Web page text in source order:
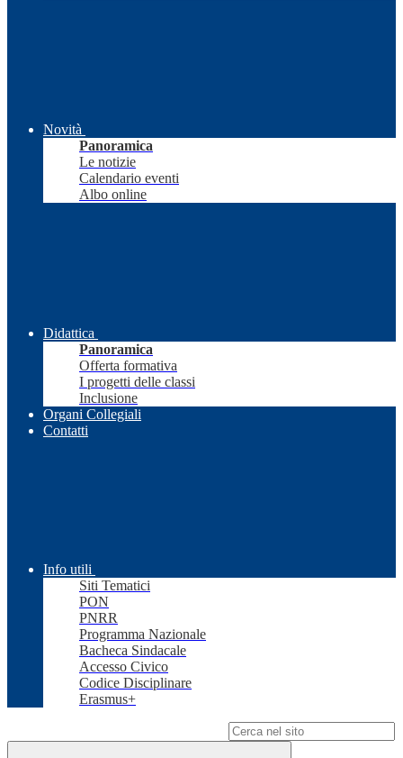
Novità
Panoramica
Le notizie
Calendario eventi
Albo online
Didattica
Panoramica
Offerta formativa
I progetti delle classi
Inclusione
Organi Collegiali
Contatti
Info utili
Siti Tematici
PON
PNRR
Programma Nazionale
Bacheca Sindacale
Accesso Civico
Codice Disciplinare
Erasmus+